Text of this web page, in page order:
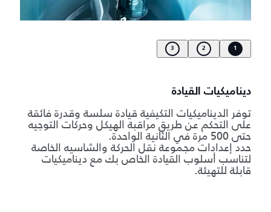
1
2
3
ديناميكيات القيادة
توفر الديناميكيات التكيفية قيادة سلسة وقدرة فائقة
على التحكم عن طريق مراقبة الهيكل وحركات التوجيه
حتى 500 مرة في الثانية الواحدة.
حدد إعدادات مجموعة نقل الحركة والشاسيه الخاصة
لتناسب أسلوب القيادة الخاص بك مع ديناميكيات
قابلة للتهيئة.